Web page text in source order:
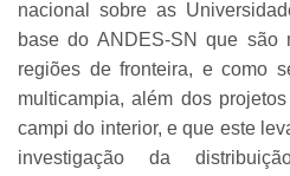
nacional sobre as
base do ANDES-SN que são
regiões de fronteira, e como
multicampia, além dos
campi do interior, e que este
investigação da